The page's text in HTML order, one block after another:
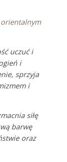
uczuć i
i
sprzyja
i
siłę
barwę
oraz